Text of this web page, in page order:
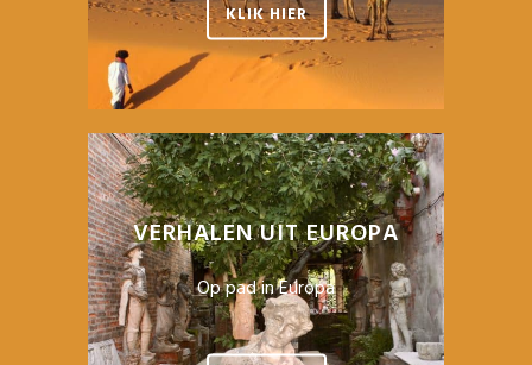
KLIK HIER
VERHALEN UIT EUROPA
Op pad in Europa